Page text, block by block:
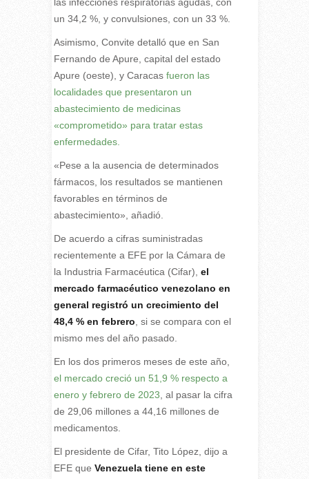
un 34,2 %, y convulsiones, con un 33 %.
Asimismo, Convite detalló que en San
Fernando de Apure, capital del estado
Apure (oeste), y Caracas fueron las
localidades que presentaron un
abastecimiento de medicinas
«comprometido» para tratar estas
enfermedades.
«Pese a la ausencia de determinados
fármacos, los resultados se mantienen
favorables en términos de
abastecimiento», añadió.
De acuerdo a cifras suministradas
recientemente a EFE por la Cámara de
la Industria Farmacéutica (Cifar), el
mercado farmacéutico venezolano en
general registró un crecimiento del
48,4 % en febrero , si se compara con el
mismo mes del año pasado.
En los dos primeros meses de este año,
el mercado creció un 51,9 % respecto a
enero y febrero de 2023 , al pasar la cifra
de 29,06 millones a 44,16 millones de
medicamentos.
El presidente de Cifar, Tito López, dijo a
EFE que Venezuela tiene en este